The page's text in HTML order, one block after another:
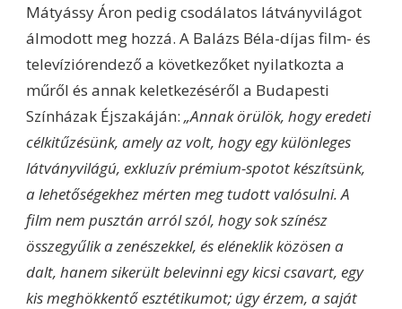
Mátyássy Áron pedig csodálatos látványvilágot
álmodott meg hozzá. A Balázs Béla-díjas film- és
televíziórendező a következőket nyilatkozta a
műről és annak keletkezéséről a Budapesti
Színházak Éjszakáján: „Annak örülök, hogy eredeti
célkitűzésünk, amely az volt, hogy egy különleges
látványvilágú, exkluzív prémium-spotot készítsünk,
a lehetőségekhez mérten meg tudott valósulni. A
film nem pusztán arról szól, hogy sok színész
összegyűlik a zenészekkel, és eléneklik közösen a
dalt, hanem sikerült belevinni egy kicsi csavart, egy
kis meghökkentő esztétikumot; úgy érzem, a saját